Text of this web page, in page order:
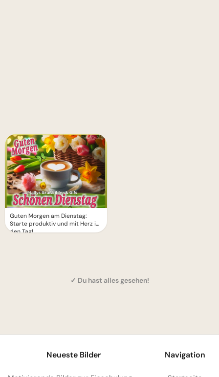
Guten Morgen am Dienstag:
Starte produktiv und mit Herz in
den Tag!
✓ Du hast alles gesehen!
Neueste Bilder Navigation